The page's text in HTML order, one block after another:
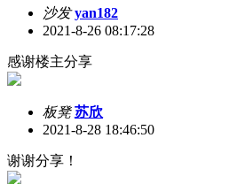
沙发 yan182
2021-8-26 08:17:28
感谢楼主分享
板凳 苏欣
2021-8-28 18:46:50
谢谢分享！